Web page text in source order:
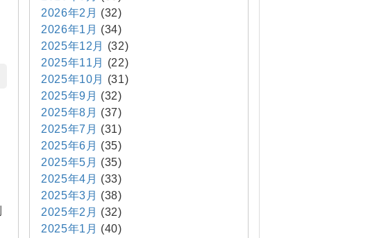
2026年2月 (32)
2026年1月 (34)
2025年12月
(32)
2025年11月
(22)
2025年10月
(31)
2025年9月 (32)
2025年8月 (37)
2025年7月 (31)
2025年6月 (35)
2025年5月 (35)
2025年4月 (33)
2025年3月 (38)
2025年2月 (32)
2025年1月 (40)